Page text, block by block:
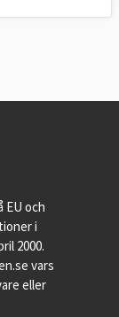
EU och
i
2000.
vars
eller